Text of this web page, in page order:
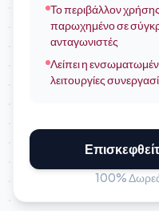
Το περιβάλλον
παρωχημένο σε
ανταγωνιστές
Λείπει η
λειτουργίες
100%